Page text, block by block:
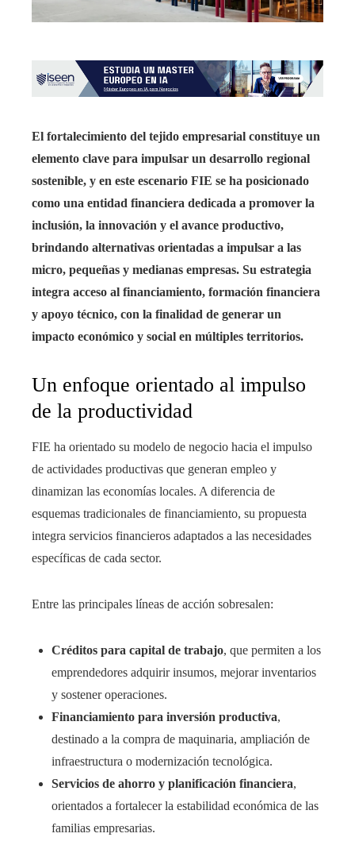
El fortalecimiento del tejido empresarial constituye un
elemento clave para impulsar un desarrollo regional
sostenible, y en este escenario FIE se ha posicionado
como una entidad financiera dedicada a promover la
inclusión, la innovación y el avance productivo,
brindando alternativas orientadas a impulsar a las
micro, pequeñas y medianas empresas. Su estrategia
integra acceso al financiamiento, formación financiera
y apoyo técnico, con la finalidad de generar un
impacto económico y social en múltiples territorios.
Un enfoque orientado al impulso
de la productividad
FIE ha orientado su modelo de negocio hacia el impulso
de actividades productivas que generan empleo y
dinamizan las economías locales. A diferencia de
esquemas tradicionales de financiamiento, su propuesta
integra servicios financieros adaptados a las necesidades
específicas de cada sector.
Entre las principales líneas de acción sobresalen:
Créditos para capital de trabajo, que permiten a los
emprendedores adquirir insumos, mejorar inventarios
y sostener operaciones.
Financiamiento para inversión productiva,
destinado a la compra de maquinaria, ampliación de
infraestructura o modernización tecnológica.
Servicios de ahorro y planificación financiera,
orientados a fortalecer la estabilidad económica de las
familias empresarias.